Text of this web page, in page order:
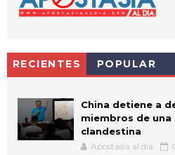
RECIENTES POPULAR
China detiene a
miembros de una
clandestina
Apostasia al dia